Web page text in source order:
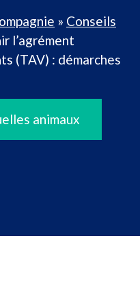
» Conseils
l’agrément
(TAV) : démarches
animaux